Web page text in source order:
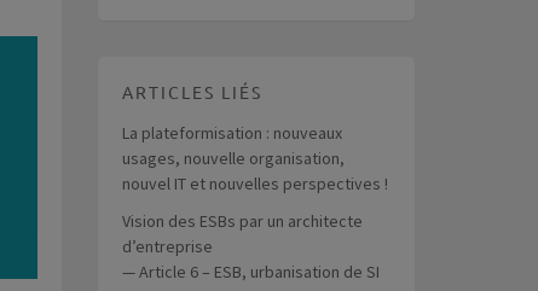
ARTICLES LIÉS
La plateformisation : nouveaux
usages, nouvelle organisation,
nouvel IT et nouvelles perspectives !
Vision des ESBs par un architecte
d’entreprise
— Article 6 – ESB, urbanisation de SI